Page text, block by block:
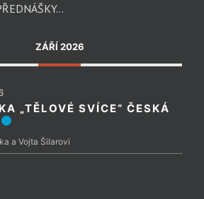
ZÁŘÍ 2026
„TĚLOVÉ SVÍCE“ ČESKÁ
a Vojta Šilarovi